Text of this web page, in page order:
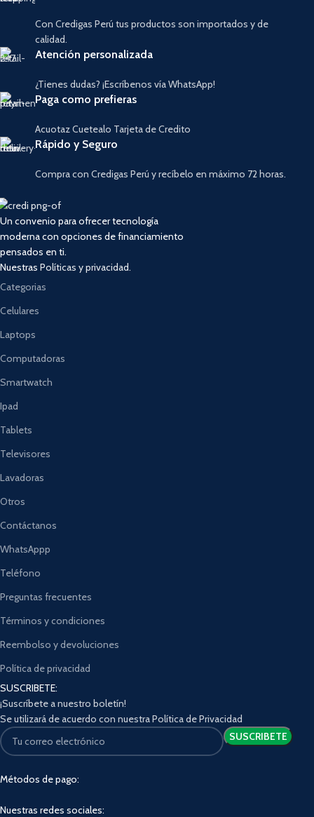
Con Credigas Perú tus productos son importados y de
calidad.
Atención personalizada
¿Tienes dudas? ¡Escríbenos vía WhatsApp!
Paga como prefieras
Acuotaz Cuetealo Tarjeta de Credito
Rápido y Seguro
Compra con Credigas Perú y recíbelo en máximo 72 horas.
Un convenio para ofrecer tecnología
moderna con opciones de financiamiento
pensados en ti.
Nuestras Políticas y privacidad.
Categorias
Celulares
Laptops
Computadoras
Smartwatch
Ipad
Tablets
Televisores
Lavadoras
Otros
Contáctanos
WhatsAppp
Teléfono
Preguntas frecuentes
Términos y condiciones
Reembolso y devoluciones
Política de privacidad
SUSCRIBETE:
¡Suscríbete a nuestro boletín!
Se utilizará de acuerdo con nuestra Política de Privacidad
Métodos de pago:
Nuestras redes sociales: